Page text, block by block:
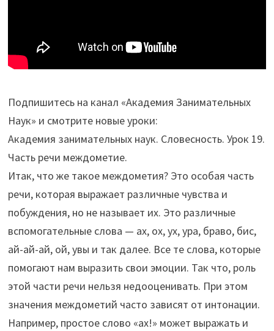
Подпишитесь на канал «Академия Занимательных
Наук» и смотрите новые уроки:
Академия занимательных наук. Словесность. Урок 19.
Часть речи междометие.
Итак, что же такое междометия? Это особая часть
речи, которая выражает различные чувства и
побуждения, но не называет их. Это различные
вспомогательные слова — ах, ох, ух, ура, браво, бис,
ай-ай-ай, ой, увы и так далее. Все те слова, которые
помогают нам выразить свои эмоции. Так что, роль
этой части речи нельзя недооценивать. При этом
значения междометий часто зависят от интонации.
Например, простое слово «ах!» может выражать и